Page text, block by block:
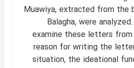
Muawiya, extracted from the
Balagha, were
examine these letters
reason for writing the
situation, the ideational